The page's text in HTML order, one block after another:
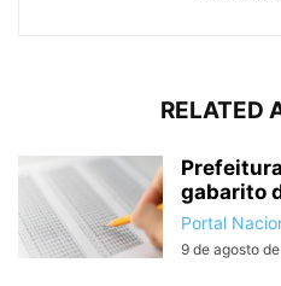
RELATED
gabarito
Portal
9 de agosto